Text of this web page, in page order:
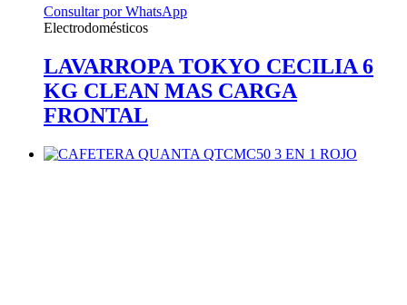
Consultar por WhatsApp
Electrodomésticos
LAVARROPA TOKYO CECILIA 6
KG CLEAN MAS CARGA
FRONTAL